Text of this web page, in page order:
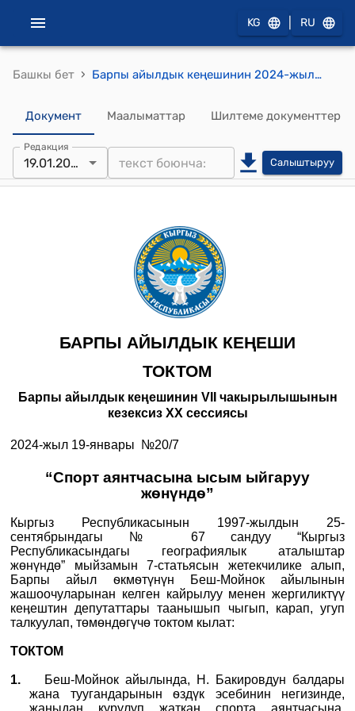
KG RU
Башкы бет › Барпы айылдык кеңешинин 2024-жылынын 19-январындагы №20/7 “Спорт аянтчасына ысым ыйгаруу жѳнүндѳ”
Документ Маалыматтар Шилтеме документтер
Редакция
19.01.2024 Салыштыруу